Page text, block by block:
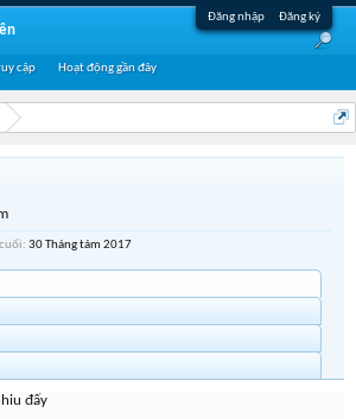
Đăng nhập Đăng ký
30 Tháng tám 2017
đấy
cập Hoạt động gần đây